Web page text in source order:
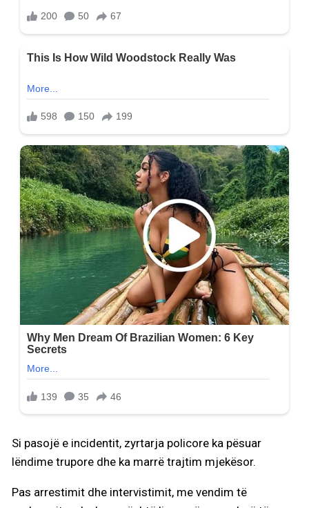
Si pasojë e incidentit, zyrtarja policore ka pësuar
lëndime trupore dhe ka marrë trajtim mjekësor.
Pas arrestimit dhe intervistimit, me vendim të